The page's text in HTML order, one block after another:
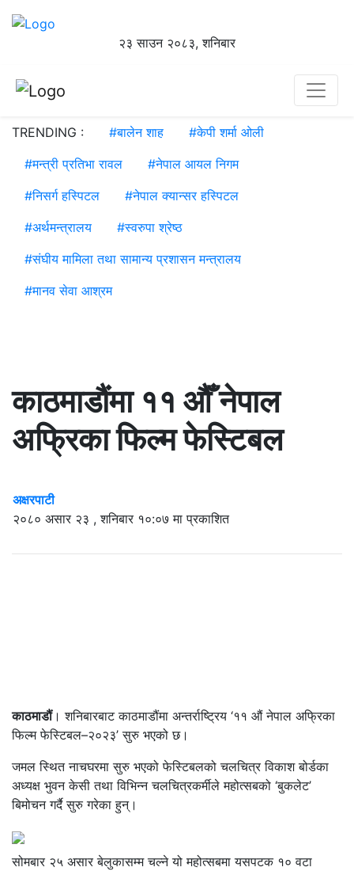
२३ साउन २०८३, शनिबार
TRENDING : #बालेन शाह #केपी शर्मा ओली
#मन्त्री प्रतिभा रावल #नेपाल आयल निगम
#निसर्ग हस्पिटल #नेपाल क्यान्सर हस्पिटल
#अर्थमन्त्रालय #स्वरुपा श्रेष्ठ
#संघीय मामिला तथा सामान्य प्रशासन मन्त्रालय
#मानव सेवा आश्रम
काठमाडौंमा ११ औँ नेपाल
अफ्रिका फिल्म फेस्टिबल
अक्षरपाटी
२०८० असार २३ , शनिबार १०:०७ मा प्रकाशित
काठमाडौं। शनिबारबाट काठमाडौंमा अन्तर्राष्ट्रिय ‘११ औं नेपाल अफ्रिका
फिल्म फेस्टिबल–२०२३’ सुरु भएको छ।
जमल स्थित नाचघरमा सुरु भएको फेस्टिबलको चलचित्र विकाश बोर्डका
अध्यक्ष भुवन केसी तथा विभिन्न चलचित्रकर्मीले महोत्सबको ‘बुकलेट’
बिमोचन गर्दै सुरु गरेका हुन्।
सोमबार २५ असार बेलुकासम्म चल्ने यो महोत्सबमा यसपटक १० वटा